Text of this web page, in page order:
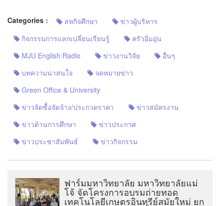
Categories : สหกิจศึกษา
ข่าวผู้บริหาร
กิจกรรมการแลกเปลี่ยนเรียนรู้
ครัวอิ่มอุ่น
MJU English Radio
ข่าวงานวิจัย
อื่นๆ
บทความน่าสนใจ
จดหมายข่าว
Green Office & University
ข่าวจัดซื้อจัดจ้าง/ประกวดราคา
ข่าวสมัครงาน
ข่าวด้านการศึกษา
ข่าวประกาศ
ข่าวประชาสัมพันธ์
ข่าวกิจกรรม
ฟาร์มมหาวิทยาลัย มหาวิทยาลัยแม่
โจ้ จัดโครงการอบรมถ่ายทอด
เทคโนโลยีเกษตรอินทรีย์สมัยใหม่ ยก